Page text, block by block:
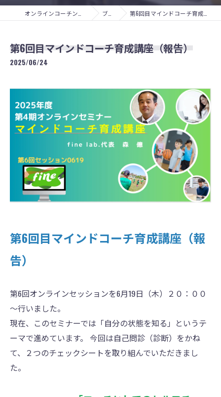
ブログ 第6回目マインドコーチ育成講座（報告）
第6回目マインドコーチ育成講座（報告）
2025/06/24
第6回目マインドコーチ育成講座（報
告）
第6回オンラインセッションを6月19日（木）２０：００
～行いました。
現在、このセミナーでは「自分の状態を知る」というテ
ーマで進めています。 今回は自己問診（診断）をかね
て、２つのチェックシートを取り組んでいただきまし
た。